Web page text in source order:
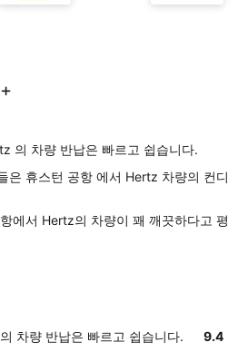
의 차량 반납은 빠르고 쉽습니다.
은 휴스턴 공항 에서 Hertz 차량의 컨디
에서 Hertz의 차량이 꽤 깨끗하다고 평
차량 반납은 빠르고 쉽습니다. 9.4